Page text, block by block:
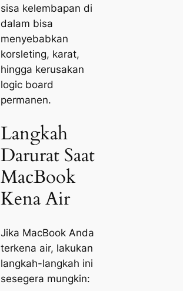
sisa kelembapan di
dalam bisa
menyebabkan
korsleting, karat,
hingga kerusakan
logic board
permanen.
Langkah
Darurat Saat
MacBook
Kena Air
Jika MacBook Anda
terkena air, lakukan
langkah-langkah ini
sesegera mungkin: